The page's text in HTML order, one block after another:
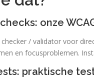
onze
checker / validator voor
en focusproblemen.
praktische